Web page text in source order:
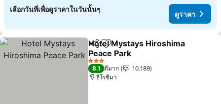
เลือกวันที่เพื่อดูราคาในวันนั้นๆ
ดูราคา
แชร์ เพิ่มในรายการโปรด
Hotel Mystays Hiroshima
Peace Park
ดูราคา
3 ดาว
8.1 ดีมาก
10,189
ฮิโรชิมา